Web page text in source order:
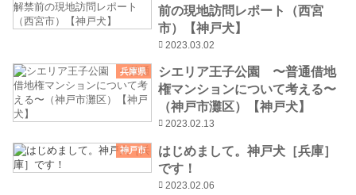
前の現地訪問レポート（西宮
市）【神戸犬】
2023.03.02
兵庫県
シエリア王子公園 〜普通借地
権マンションについて考える〜
（神戸市灘区）【神戸犬】
2023.02.13
神戸市
はじめまして。神戸犬［兵庫］
です！
2023.02.06